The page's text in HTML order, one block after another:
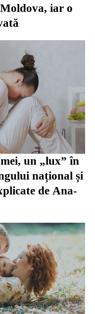
iar o
un „lux” în
național și
de Ana-